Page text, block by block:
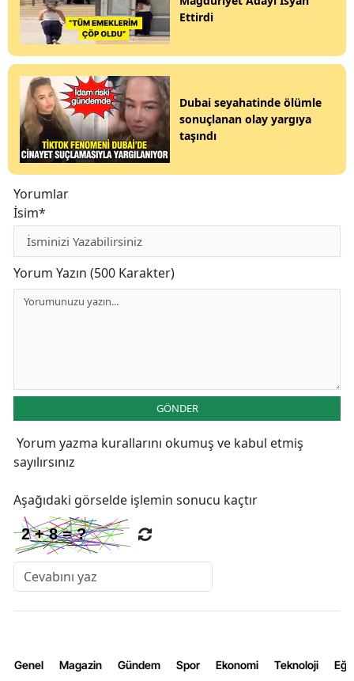
Ettirdi
Dubai seyahatinde ölümle
sonuçlanan olay yargıya
taşındı
Yorumlar
İsim*
Yorum Yazın (500 Karakter)
GÖNDER
Yorum yazma kurallarını okumuş ve kabul etmiş
sayılırsınız
Aşağıdaki görselde işlemin sonucu kaçtır
Genel Magazin Gündem Spor Ekonomi Teknoloji